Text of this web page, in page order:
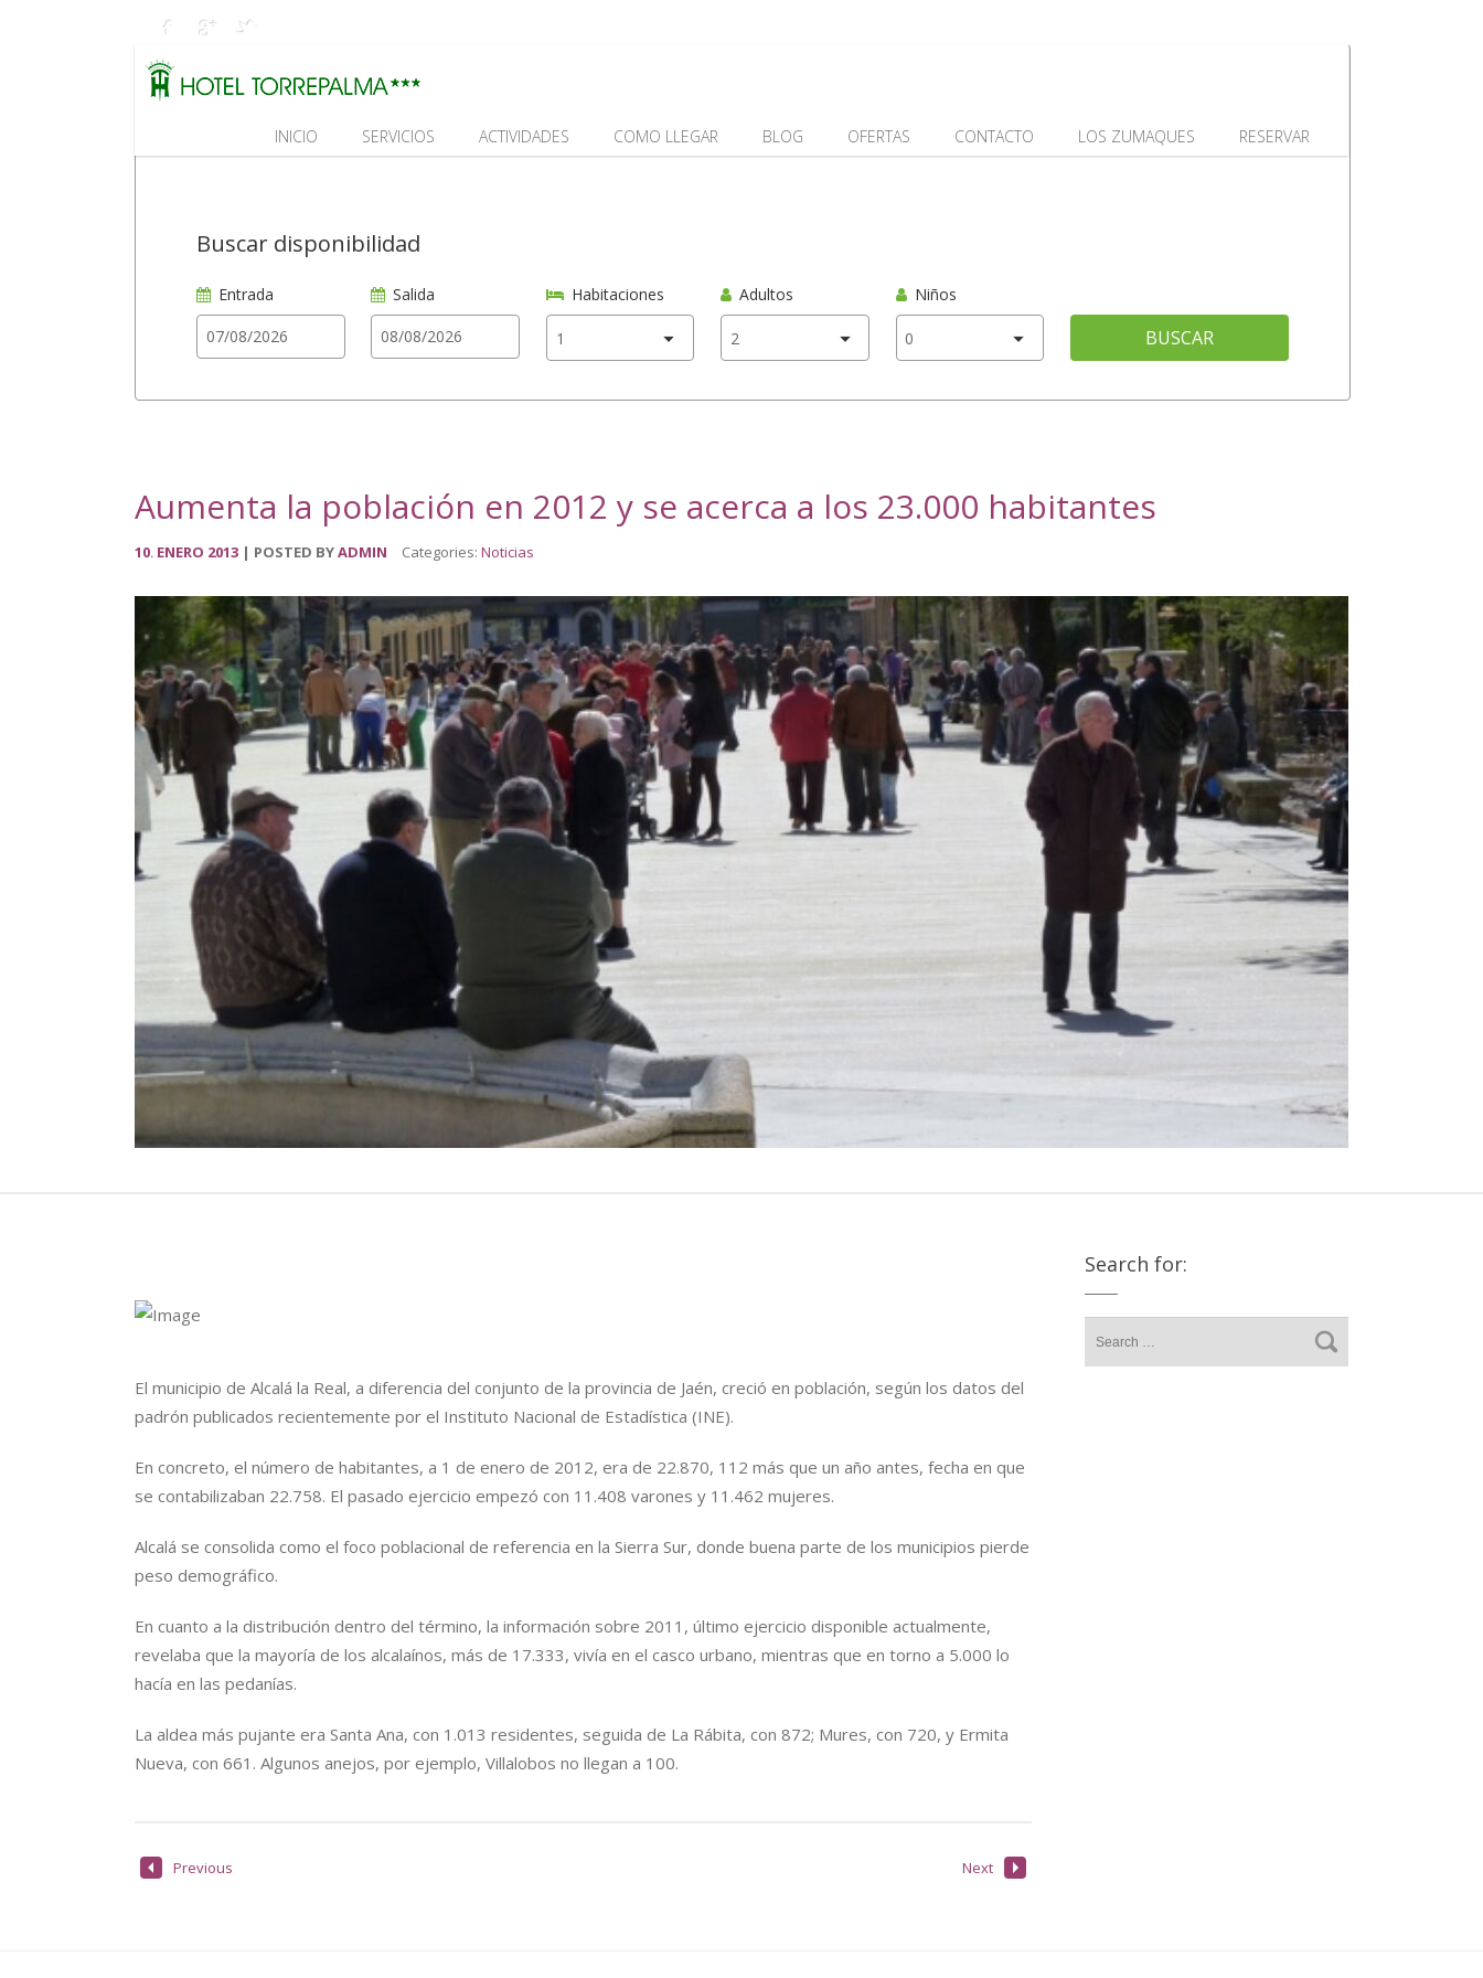
INICIO SERVICIOS ACTIVIDADES COMO LLEGAR BLOG OFERTAS CONTACTO LOS ZUMAQUES RESERVAR
Buscar disponibilidad
Entrada Salida Habitaciones Adultos Niños
BUSCAR
Aumenta la población en 2012 y se acerca a los 23.000 habitantes
10. ENERO 2013 POSTED BYADMIN Categories: Noticias
El municipio de Alcalá la Real, a diferencia del conjunto de la provincia de Jaén, creció en población, según los datos del
padrón publicados recientemente por el Instituto Nacional de Estadística (INE).
En concreto, el número de habitantes, a 1 de enero de 2012, era de 22.870, 112 más que un año antes, fecha en que
se contabilizaban 22.758. El pasado ejercicio empezó con 11.408 varones y 11.462 mujeres.
Alcalá se consolida como el foco poblacional de referencia en la Sierra Sur, donde buena parte de los municipios pierde
peso demográfico.
En cuanto a la distribución dentro del término, la información sobre 2011, último ejercicio disponible actualmente,
revelaba que la mayoría de los alcalaínos, más de 17.333, vivía en el casco urbano, mientras que en torno a 5.000 lo
hacía en las pedanías.
La aldea más pujante era Santa Ana, con 1.013 residentes, seguida de La Rábita, con 872; Mures, con 720, y Ermita
Nueva, con 661. Algunos anejos, por ejemplo, Villalobos no llegan a 100.
Previous Next
Search for: